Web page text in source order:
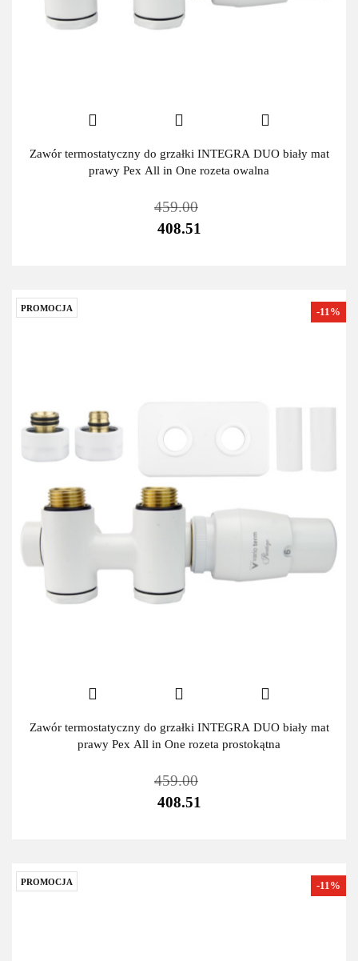
Zawór termostatyczny do grzałki INTEGRA DUO biały mat
prawy Pex All in One rozeta owalna
459.00
408.51
PROMOCJA
Zawór termostatyczny do grzałki INTEGRA DUO biały mat
prawy Pex All in One rozeta prostokątna
459.00
-11%
408.51
PROMOCJA -11%